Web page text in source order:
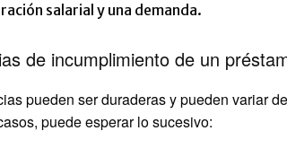
salarial y una demanda.
de incumplimiento de un
pueden ser duraderas y pueden variar
puede esperar lo sucesivo: